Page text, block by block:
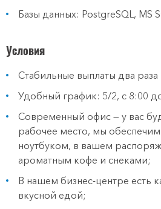
Базы данных: PostgreSQL, MS
Условия
Стабильные выплаты два раза
Удобный график: 5/2, с 8:00
Современный офис — у вас
рабочее место, мы
ноутбуком, в вашем
ароматным кофе и снеками;
В нашем бизнес-центре есть
вкусной едой;